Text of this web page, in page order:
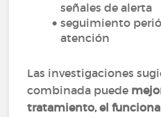
señales de alerta
seguimiento
atención
Las investigaciones
combinada puede
tratamiento, el